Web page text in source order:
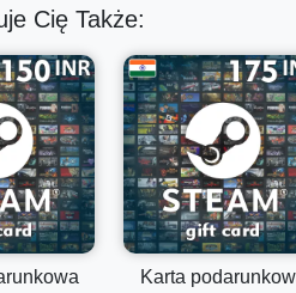
Cię Także:
Karta